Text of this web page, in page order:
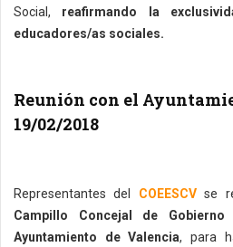
Social, reafirmando la
educadores/as sociales.
Reunión con el
19/02/2018
Representantes del COEESCVse
Campillo Concejal de
Ayuntamiento de Valencia, para